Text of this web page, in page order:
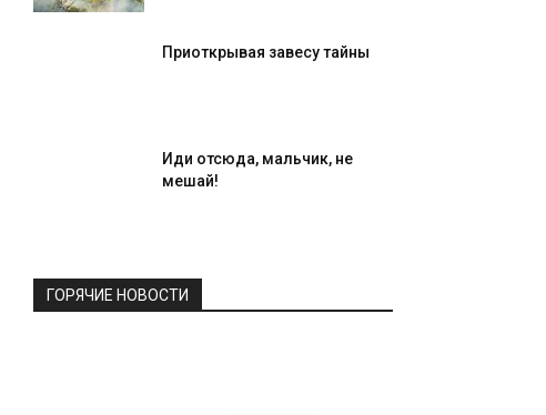
Приоткрывая завесу тайны
Иди отсюда, мальчик, не
мешай!
ГОРЯЧИЕ НОВОСТИ